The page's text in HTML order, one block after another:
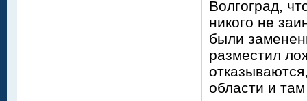
Волгоград,
никого не
были
разместил
области и